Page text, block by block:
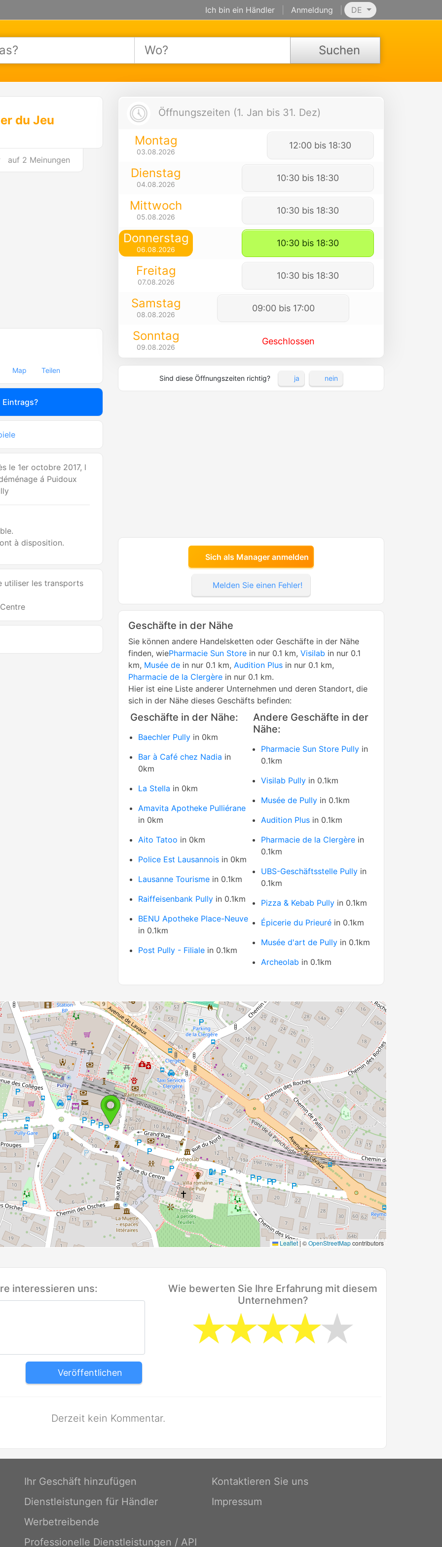
Ich bin ein Händler Anmeldung DE
Suchen
du Jeu
auf 2 Meinungen
Map Teilen
Eintrags?
le 1er octobre 2017, l
á Puidoux
à disposition.
utiliser les transports
Öffnungszeiten (1. Jan bis 31. Dez)
Montag
03.08.2026
12:00 bis 18:30
Dienstag
04.08.2026
10:30 bis 18:30
Mittwoch
05.08.2026
10:30 bis 18:30
Donnerstag
06.08.2026
10:30 bis 18:30
Freitag
07.08.2026
10:30 bis 18:30
Samstag
08.08.2026
09:00 bis 17:00
Sonntag
09.08.2026
Geschlossen
Sind diese Öffnungszeiten richtig? ja nein
Sich als Manager anmelden
Melden Sie einen Fehler!
Geschäfte in der Nähe
Sie können andere Handelsketten oder Geschäfte in der Nähe
finden, wiePharmacie Sun Store in nur 0.1 km, Visilab in nur 0.1
km, Musée de in nur 0.1 km, Audition Plus in nur 0.1 km,
Pharmacie de la Clergère in nur 0.1 km.
Hier ist eine Liste anderer Unternehmen und deren Standort, die
sich in der Nähe dieses Geschäfts befinden:
Geschäfte in der Nähe:
Baechler Pully in 0km
Bar à Café chez Nadia in
0km
La Stella in 0km
Amavita Apotheke Pulliérane
in 0km
Aito Tatoo in 0km
Police Est Lausannois in 0km
Lausanne Tourisme in 0.1km
Raiffeisenbank Pully in 0.1km
BENU Apotheke Place-Neuve
in 0.1km
Post Pully - Filiale in 0.1km
Andere Geschäfte in der
Nähe:
Pharmacie Sun Store Pully in
0.1km
Visilab Pully in 0.1km
Musée de Pully in 0.1km
Audition Plus in 0.1km
Pharmacie de la Clergère in
0.1km
UBS-Geschäftsstelle Pully in
0.1km
Pizza & Kebab Pully in 0.1km
Épicerie du Prieuré in 0.1km
Musée d'art de Pully in 0.1km
Archeolab in 0.1km
Leaflet|©OpenStreetMapcontributors
Wie bewerten Sie Ihre Erfahrung mit diesem
Unternehmen?
interessieren uns:
Veröffentlichen
Derzeit kein Kommentar.
Ihr Geschäft hinzufügen
Dienstleistungen für Händler
Werbetreibende
Professionelle Dienstleistungen / API
Kontaktieren Sie uns
Impressum